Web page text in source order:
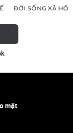
ĐỜI SỐNG XÃ HỘI
mật